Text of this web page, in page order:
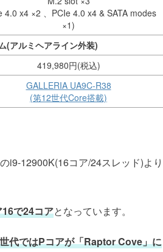
4.0 x4 ×2 、PCIe 4.0 x4 & SATA modes
×1)
(アルミヘアライン外装)
419,980円(税込)
GALLERIA UA9C-R38
(第12世代Core搭載)
i9-12900K(16コア/24スレッド)より
で24コアとなっています。
代ではPコアが「Raptor Cove」に